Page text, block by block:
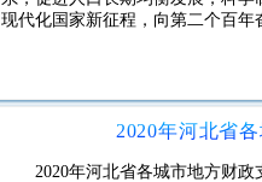
现代化国家新征程，向第二个百
2020年河北省
2020年河北省各城市地方财